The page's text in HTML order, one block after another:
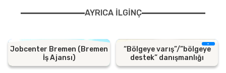
AYRICA ILGINÇ
Jobcenter Bremen (Bremen
İş Ajansı)
“Bölgeye varış”/”bölgeye
destek” danışmanlığı